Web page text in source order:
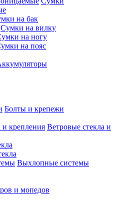
на бак
Сумки на вилку
на ногу
на пояс
Болты и крепежи
Ветровые стекла и
Выхлопные системы
и мопедов